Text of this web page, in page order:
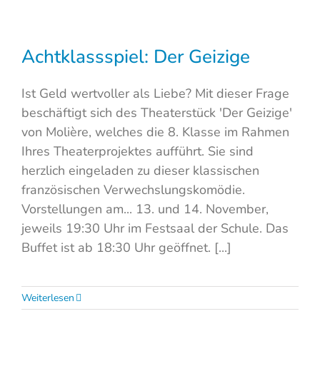
Achtklassspiel: Der Geizige
Ist Geld wertvoller als Liebe? Mit dieser Frage
beschäftigt sich des Theaterstück 'Der Geizige'
von Molière, welches die 8. Klasse im Rahmen
Ihres Theaterprojektes aufführt. Sie sind
herzlich eingeladen zu dieser klassischen
französischen Verwechslungskomödie.
Vorstellungen am... 13. und 14. November,
jeweils 19:30 Uhr im Festsaal der Schule. Das
Buffet ist ab 18:30 Uhr geöffnet. [...]
Weiterlesen